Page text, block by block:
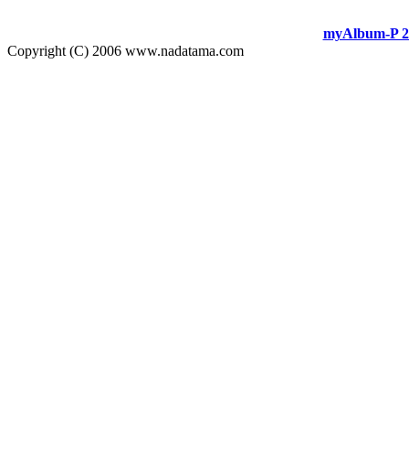
myAlbum-P
Copyright (C) 2006 www.nadatama.com